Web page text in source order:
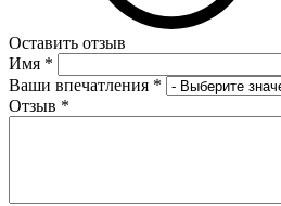
Оставить отзыв
Имя *
Ваши впечатления *
Отзыв *